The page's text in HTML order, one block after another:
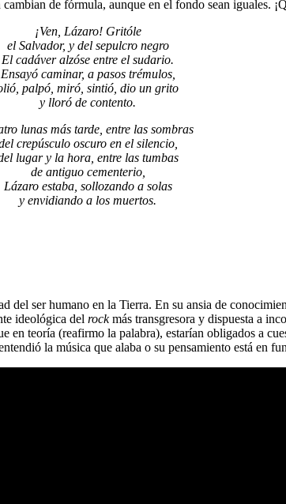
de fórmula, aunque en el fondo sean iguales.
¡Ven, Lázaro! Gritóle
el Salvador, y del sepulcro negro
El cadáver alzóse entre el sudario.
Ensayó caminar, a pasos trémulos,
palpó, miró, sintió, dio un grito
y lloró de contento.
lunas más tarde, entre las sombras
crepúsculo oscuro en el silencio,
lugar y la hora, entre las tumbas
de antiguo cementerio,
Lázaro estaba, sollozando a solas
y envidiando a los muertos.
ser humano en la Tierra. En su ansia de
ideológica del rockmás transgresora y dispuesta a
en teoría (reafirmo la palabra), estarían obligados a
la música que alaba o su pensamiento está en